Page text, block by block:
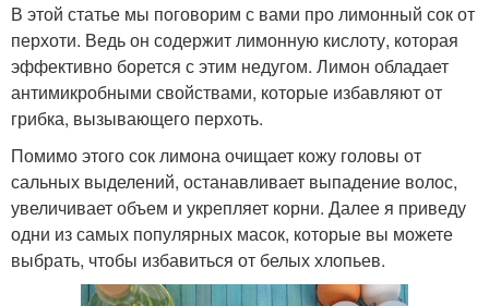
В этой статье мы поговорим с вами про лимонный сок от
перхоти. Ведь он содержит лимонную кислоту, которая
эффективно борется с этим недугом. Лимон обладает
антимикробными свойствами, которые избавляют от
грибка, вызывающего перхоть.
Помимо этого сок лимона очищает кожу головы от
сальных выделений, останавливает выпадение волос,
увеличивает объем и укрепляет корни. Далее я приведу
одни из самых популярных масок, которые вы можете
выбрать, чтобы избавиться от белых хлопьев.